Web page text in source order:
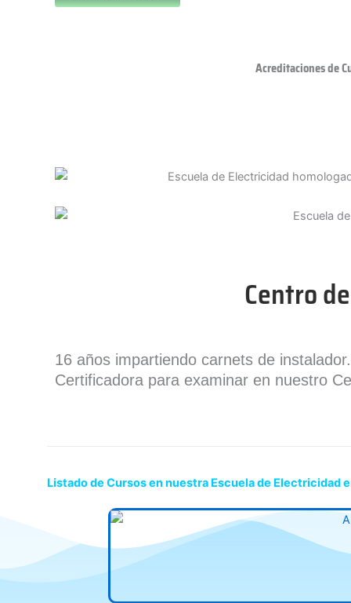
Acreditaciones de
Centro
16 años impartiendo carnets de
Certificadora para examinar en nuestro
Listado de Cursos en nuestra Escuela de Electricidad